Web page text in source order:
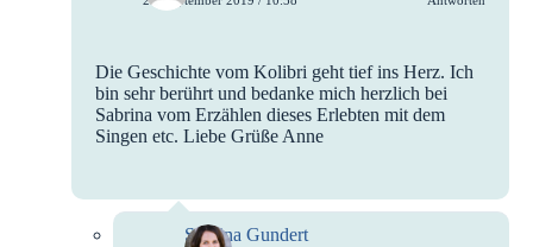
Die Geschichte vom Kolibri geht tief ins Herz. Ich
bin sehr berührt und bedanke mich herzlich bei
Sabrina vom Erzählen dieses Erlebten mit dem
Singen etc. Liebe Grüße Anne
Sabrina Gundert